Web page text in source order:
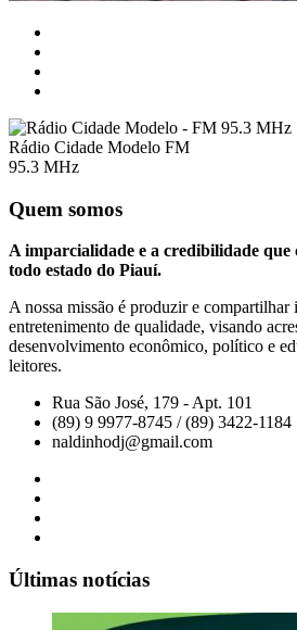
Rádio Cidade Modelo FM
95.3 MHz
Quem somos
A imparcialidade e a credibilidade que
todo estado do Piauí.
A nossa missão é produzir e compartilhar
entretenimento de qualidade, visando
desenvolvimento econômico, político e
leitores.
Rua São José, 179 - Apt. 101
(89) 9 9977-8745 / (89) 3422-1184
naldinhodj@gmail.com
Últimas notícias